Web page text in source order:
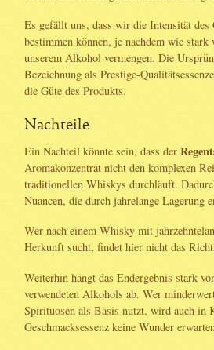
Es gefällt uns, dass wir die Intensität des
bestimmen können, je nachdem wie
unserem Alkohol vermengen. Die
Bezeichnung als Prestige-
die Güte des Produkts.
Nachteile
Ein Nachteil könnte sein, dass der
Aromakonzentrat nicht den komplexen
traditionellen Whiskys durchläuft.
Nuancen, die durch jahrelange Lagerung
Wer nach einem Whisky mit
Herkunft sucht, findet hier nicht das
Weiterhin hängt das Endergebnis stark
verwendeten Alkohols ab. Wer
Spirituosen als Basis nutzt, wird auch in
Geschmacksessenz keine Wunder